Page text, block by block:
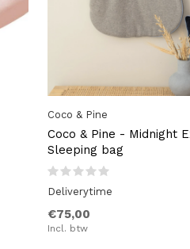
Coco & Pine
Coco & Pine - Midnight
Sleeping bag
Deliverytime
€75,00
Incl. btw